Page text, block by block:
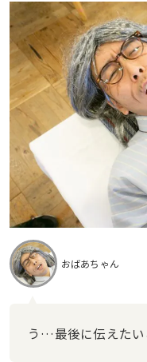
おばあちゃん
う…最後に伝えた